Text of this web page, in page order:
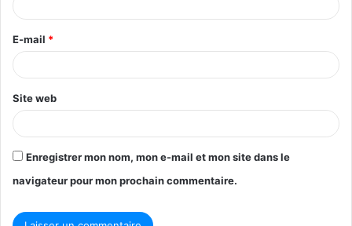
e
*
E-mail *
Site web
Enregistrer mon nom, mon e-mail et mon site dans le
navigateur pour mon prochain commentaire.